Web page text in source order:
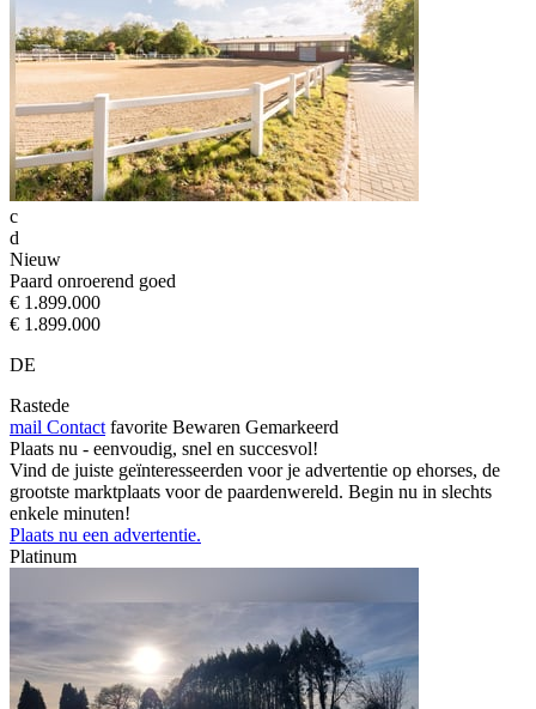
c
d
Nieuw
Paard onroerend goed
€ 1.899.000
€ 1.899.000
DE
Rastede
mail Contact favorite Bewaren Gemarkeerd
Plaats nu - eenvoudig, snel en succesvol!
Vind de juiste geïnteresseerden voor je advertentie op ehorses, de
grootste marktplaats voor de paardenwereld. Begin nu in slechts
enkele minuten!
Plaats nu een advertentie.
Platinum